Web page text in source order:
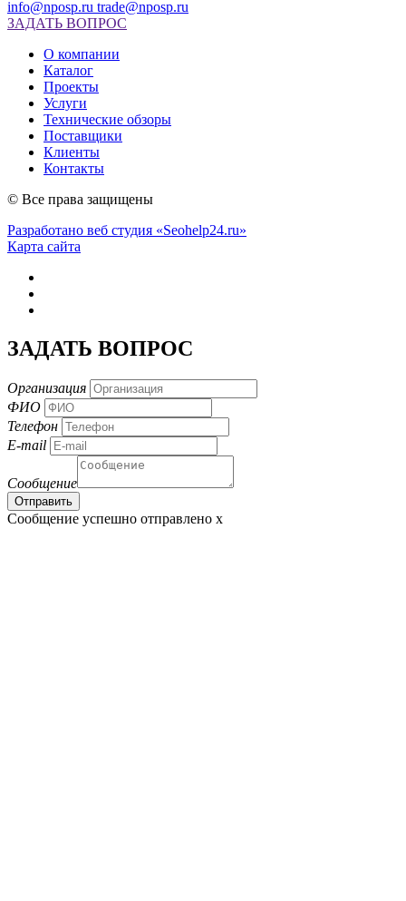
info@nposp.ru trade@nposp.ru
ЗАДАТЬ ВОПРОС
О компании
Каталог
Проекты
Услуги
Технические обзоры
Поставщики
Клиенты
Контакты
© Все права защищены
Разработано веб студия «Seohelp24.ru»
Карта сайта
ЗАДАТЬ ВОПРОС
Организация
ФИО
Телефон
E-mail
Сообщение
Сообщение успешно отправлено x